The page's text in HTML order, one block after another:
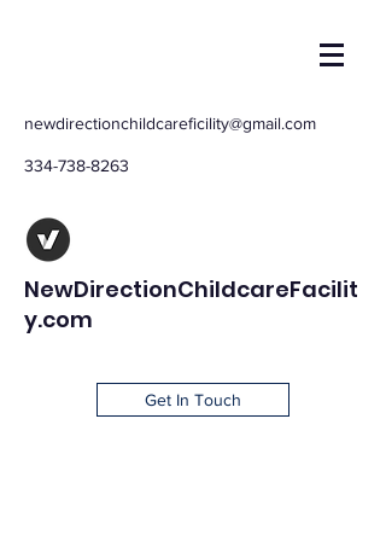
newdirectionchildcareficility@gmail.com
334-738-8263
NewDirectionChildcareFacilit
y.com
Get In Touch